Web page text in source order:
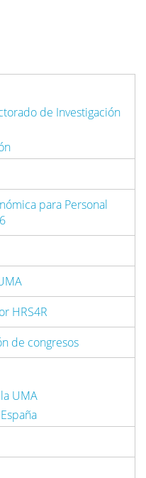
de Investigación
para Personal
HRS4R
de congresos
UMA